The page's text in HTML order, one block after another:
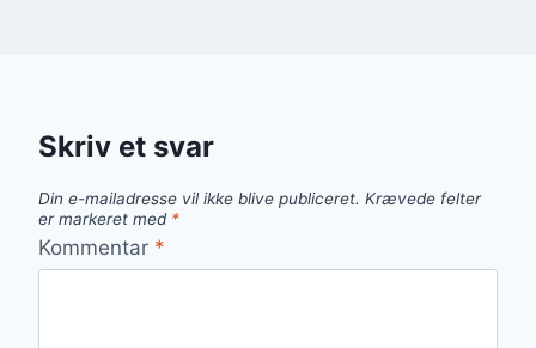
Skriv et svar
Din e-mailadresse vil ikke blive publiceret. Krævede felter
er markeret med *
Kommentar *